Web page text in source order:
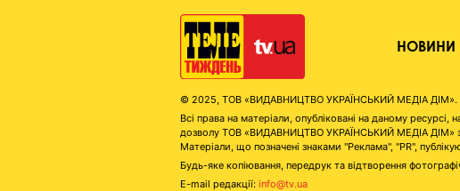
НОВИНИ
© 2025, ТОВ «ВИДАВНИЦТВО УКРАЇНСЬКИЙ МЕДІА ДІМ».
Всі права на матеріали, опубліковані на даному
дозволу ТОВ «ВИДАВНИЦТВО УКРАЇНСЬКИЙ МЕДІА ДІМ»
Матеріали, що позначені знаками "Реклама", "PR",
Будь-яке копіювання, передрук та відтворення
E-mail редакції: info@tv.ua